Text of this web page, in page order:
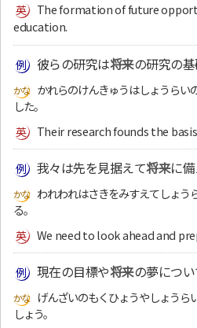
The formation of future
education.
彼らの研究は将来の研究の基
かれらのけんきゅうはしょうらい
した。
Their research founds the
我々は先を見据えて将来に備
われわれはさきをみすえてしょう
る。
We need to look ahead and
現在の目標や将来の夢につい
げんざいのもくひょうやしょうら
しょう。